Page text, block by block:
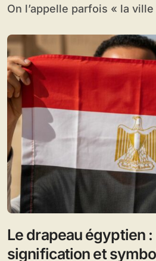
On l’appelle parfois « la
Le drapeau égyptien
signification et